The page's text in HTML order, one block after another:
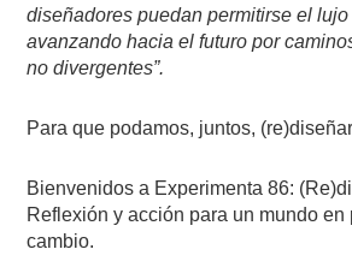
diseñadores puedan permitirse el
avanzando hacia el futuro por
no divergentes”.
Para que podamos, juntos,
Bienvenidos a Experimenta 86:
Reflexión y acción para un mundo en
cambio.